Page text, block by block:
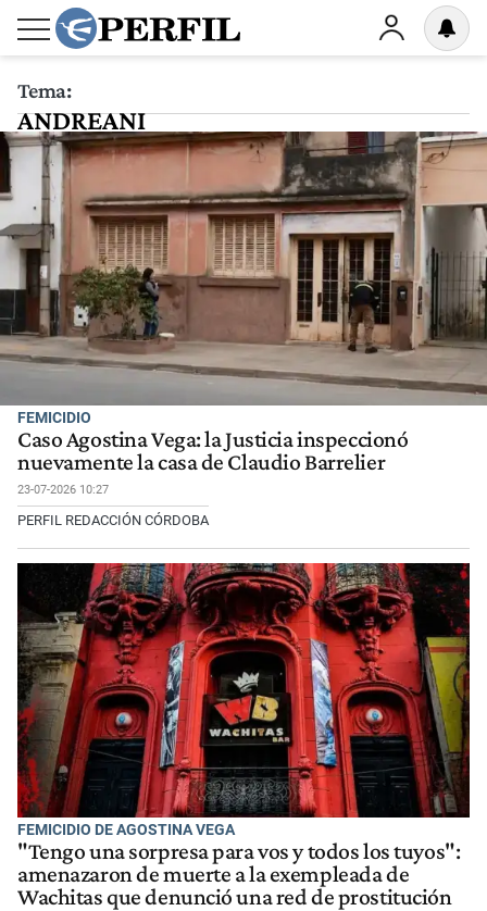
Tema:
ANDREANI
FEMICIDIO
Caso Agostina Vega: la Justicia inspeccionó
nuevamente la casa de Claudio Barrelier
23-07-2026 10:27
PERFIL REDACCIÓN CÓRDOBA
FEMICIDIO DE AGOSTINA VEGA
"Tengo una sorpresa para vos y todos los tuyos":
amenazaron de muerte a la exempleada de
Wachitas que denunció una red de prostitución